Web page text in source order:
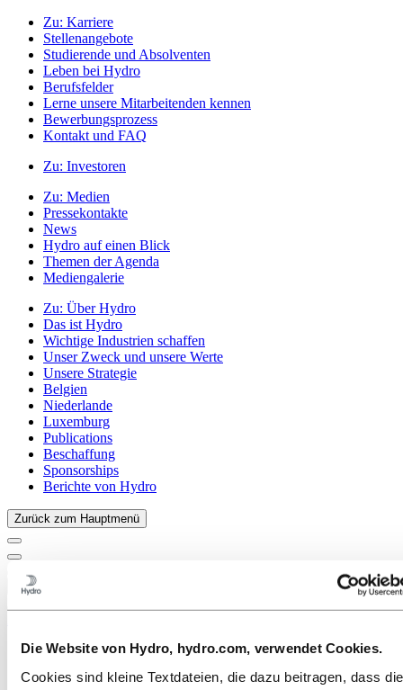
Die Website von Hydro, hydro.com, verwendet Cookies.
Cookies sind kleine Textdateien, die dazu beitragen, dass
Zu: Karriere
Stellenangebote
Studierende und Absolventen
Leben bei Hydro
Berufsfelder
Lerne unsere Mitarbeitenden kennen
Bewerbungsprozess
Kontakt und FAQ
Zu: Investoren
Zu: Medien
Pressekontakte
News
Hydro auf einen Blick
Themen der Agenda
Mediengalerie
Zu: Über Hydro
Das ist Hydro
Wichtige Industrien schaffen
Unser Zweck und unsere Werte
Unsere Strategie
Belgien
Niederlande
Luxemburg
Publications
Beschaffung
Sponsorships
Berichte von Hydro
Zurück zum Hauptmenü
Schließen
Produkte
Automobilindustrie